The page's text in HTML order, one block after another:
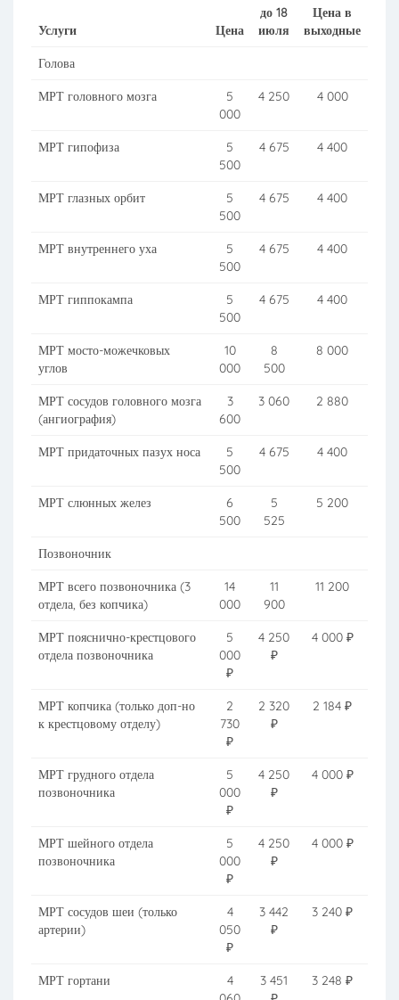
Услуги Цена
до 18
июля
Цена в
выходные
Голова
МРТ головного мозга
5
000
4 250 4 000
МРТ гипофиза
5
500
4 675 4 400
МРТ глазных орбит
5
500
4 675 4 400
МРТ внутреннего уха
5
500
4 675 4 400
МРТ гиппокампа
5
500
4 675 4 400
МРТ мосто-можечковых
углов
10
000
8
500
8 000
МРТ сосудов головного мозга
(ангиография)
3
600
3 060 2 880
МРТ придаточных пазух носа
5
500
4 675 4 400
МРТ слюнных желез
6
500
5
525
5 200
Позвоночник
МРТ всего позвоночника (3
отдела, без копчика)
14
000
11
900
11 200
МРТ пояснично-крестцового
отдела позвоночника
5
000
₽
4 250
₽
4 000 ₽
МРТ копчика (только доп-но
к крестцовому отделу)
2
730
₽
2 320
₽
2 184 ₽
МРТ грудного отдела
позвоночника
5
000
₽
4 250
₽
4 000 ₽
МРТ шейного отдела
позвоночника
5
000
₽
4 250
₽
4 000 ₽
МРТ сосудов шеи (только
артерии)
4
050
₽
3 442
₽
3 240 ₽
МРТ гортани
4
3 451
3 248 ₽